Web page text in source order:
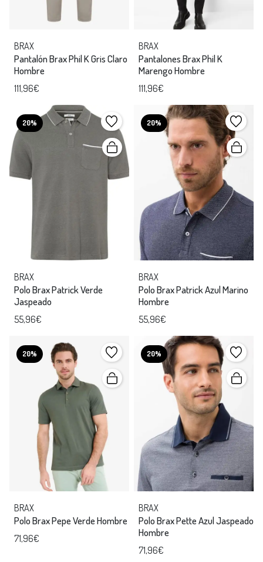
BRAX
Pantalón Brax Phil K Gris Claro
Hombre
111,96€
BRAX
Pantalones Brax Phil K
Marengo Hombre
111,96€
20%
BRAX
Polo Brax Patrick Verde
Jaspeado
55,96€
20%
BRAX
Polo Brax Patrick Azul Marino
Hombre
55,96€
20%
BRAX
Polo Brax Pepe Verde Hombre
71,96€
20%
BRAX
Polo Brax Pette Azul Jaspeado
Hombre
71,96€